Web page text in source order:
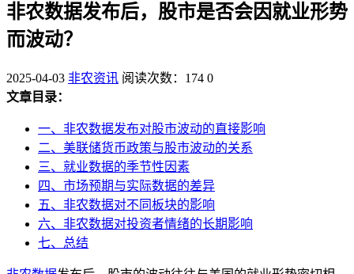
非农数据发布后，股市是否会因就业形势
而波动？
2025-04-03 非农资讯 阅读次数：174 0
文章目录：
一、非农数据发布对股市波动的直接影响
二、美联储货币政策与股市波动的关系
三、就业数据的季节性因素
四、市场预期与实际数据的差异
五、非农数据对不同板块的影响
六、非农数据对投资者情绪的长期影响
七、总结